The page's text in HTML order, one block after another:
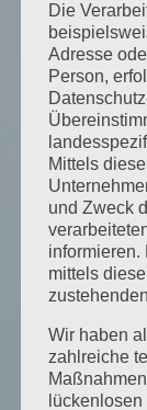
Sie
Bad
Die
Adresse
Person,
Mittels
und Zweck
informieren.
mittels
Wir haben
zahlreiche